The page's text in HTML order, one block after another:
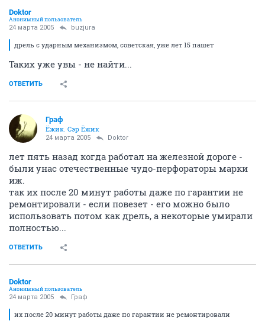
Doktor
Анонимный пользователь
24 марта 2005 buzjura
дрель с ударным механизмом, советская, уже лет 15 пашет
Таких уже увы - не найти...
ОТВЕТИТЬ
Граф
Ёжик. Сэр Ёжик
24 марта 2005 Doktor
лет пять назад когда работал на железной дороге -
были унас отечественные чудо-перфораторы марки
иж.
так их после 20 минут работы даже по гарантии не
ремонтировали - если повезет - его можно было
использовать потом как дрель, а некоторые умирали
полностью...
ОТВЕТИТЬ
Doktor
Анонимный пользователь
24 марта 2005 Граф
их после 20 минут работы даже по гарантии не ремонтировали